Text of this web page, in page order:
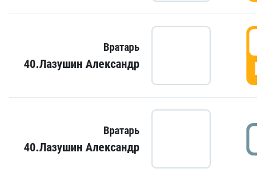
Вратарь
40.Лазушин Александр
Вратарь
40.Лазушин Александр